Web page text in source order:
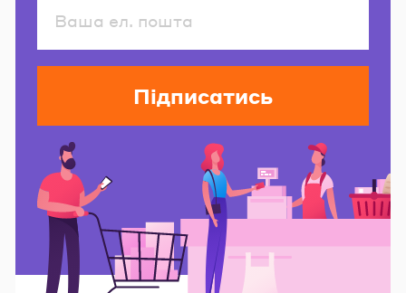
Підписатись